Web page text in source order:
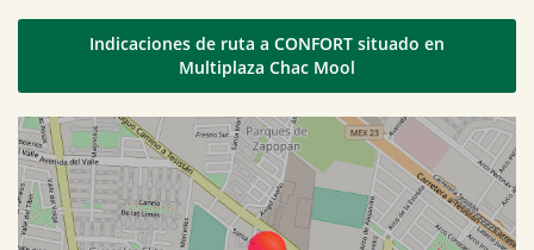
Indicaciones de ruta a CONFORT situado en
Multiplaza Chac Mool